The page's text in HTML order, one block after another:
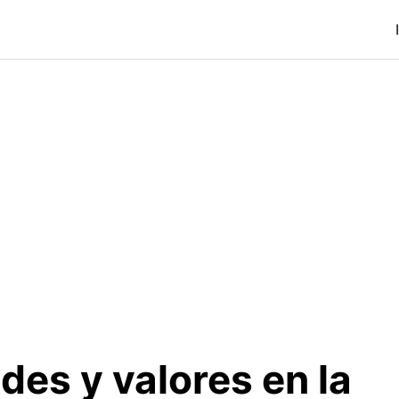
y valores en la